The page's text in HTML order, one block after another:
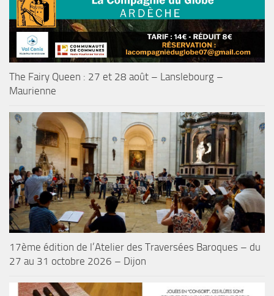
The Fairy Queen : 27 et 28 août – Lanslebourg –
Maurienne
17ème édition de l’Atelier des Traversées Baroques – du
27 au 31 octobre 2026 – Dijon